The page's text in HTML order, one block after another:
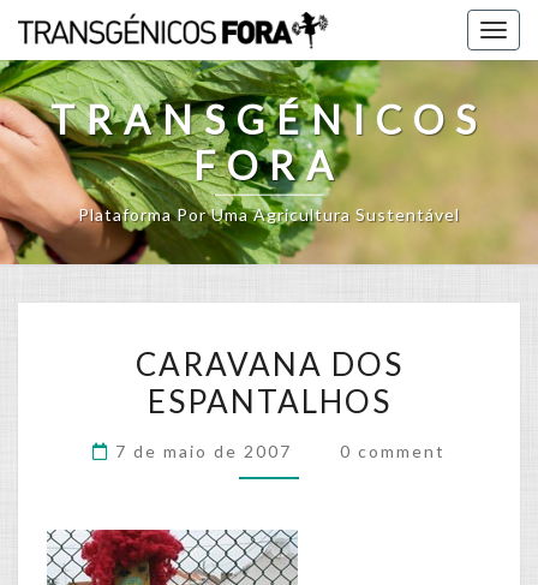
Skip
content
TRANSGÉNICOS
FORA
Plataforma Por Uma Agricultura Sustentável
DOS
ESPANTALHOS
CARAVANA DOS
ESPANTALHOS
7 de maio de 2007 Comments
0 comment